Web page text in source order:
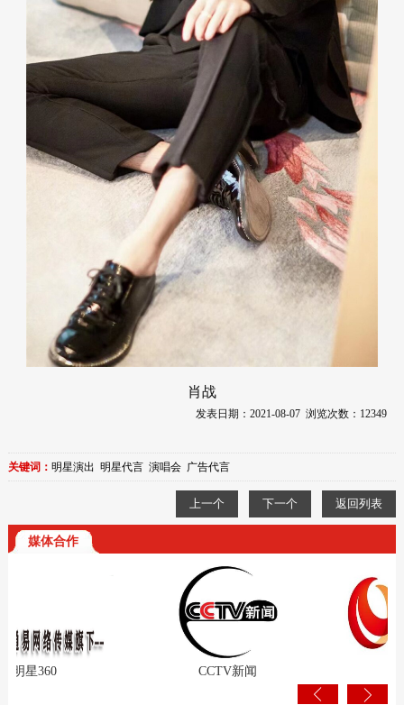
肖战
发表日期：2021-08-07 浏览次数：12349
关键词： 明星演出 明星代言 演唱会 广告代言
上一个 下一个 返回列表
媒体合作
CCTV新闻